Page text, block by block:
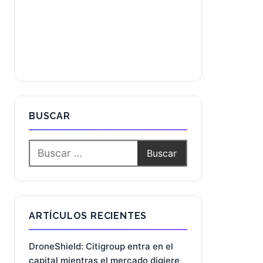
BUSCAR
ARTÍCULOS RECIENTES
DroneShield: Citigroup entra en el
capital mientras el mercado digiere